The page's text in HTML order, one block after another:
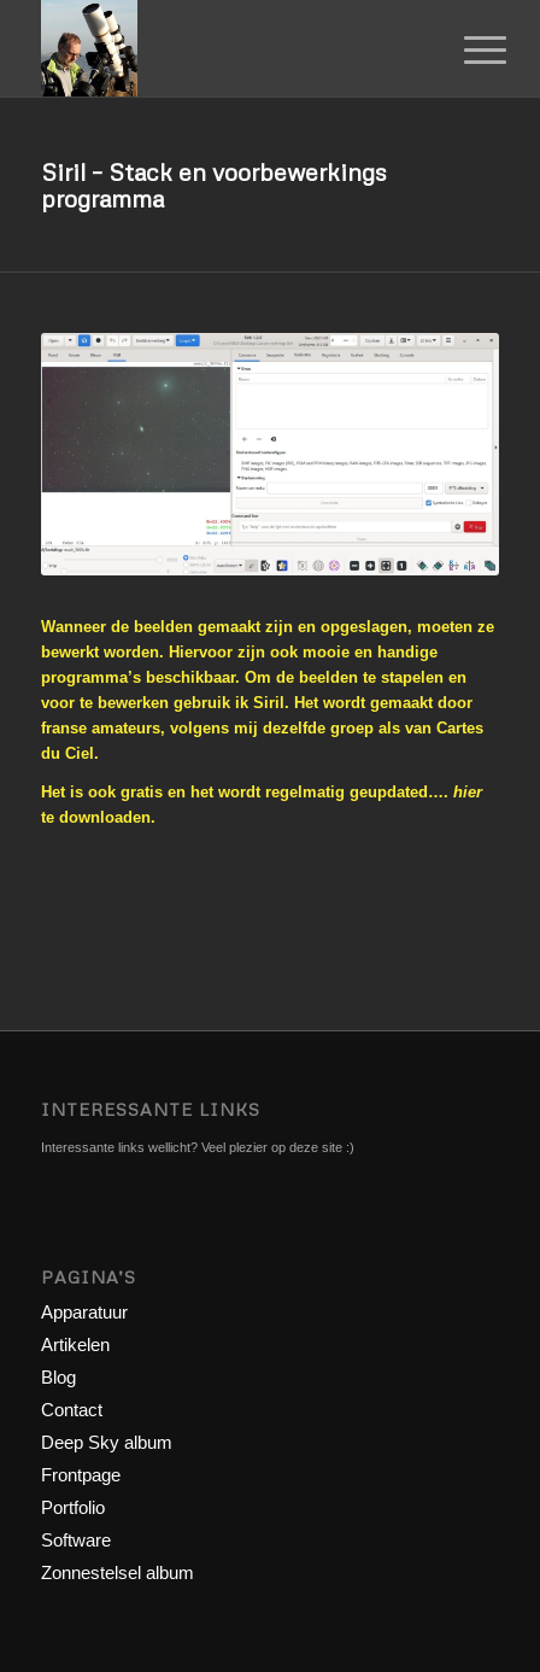
Siril – Stack en voorbewerkings
programma
Wanneer de beelden gemaakt zijn en opgeslagen, moeten ze
bewerkt worden. Hiervoor zijn ook mooie en handige
programma’s beschikbaar. Om de beelden te stapelen en
voor te bewerken gebruik ik Siril. Het wordt gemaakt door
franse amateurs, volgens mij dezelfde groep als van Cartes
du Ciel.
Het is ook gratis en het wordt regelmatig geupdated…. hier
te downloaden.
INTERESSANTE LINKS
Interessante links wellicht? Veel plezier op deze site :)
PAGINA’S
Apparatuur
Artikelen
Blog
Contact
Deep Sky album
Frontpage
Portfolio
Software
Zonnestelsel album